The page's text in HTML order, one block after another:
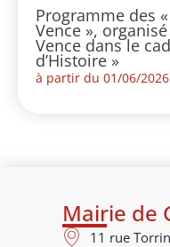
Programme des
Vence »,
Vence dans le
d’Histoire »
à partir du 01/06/2026
Mairie de
11 rue